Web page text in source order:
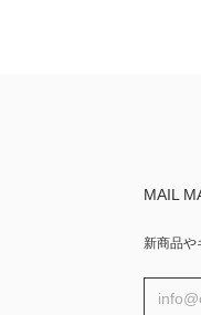
MAIL
新商品や